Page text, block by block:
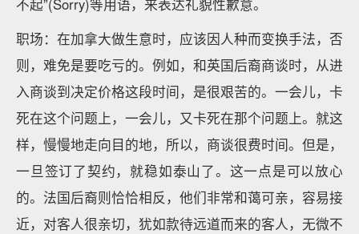
职场：在加拿大做生意时，应该因人种而变换手法，否
则，难免是要吃亏的。例如，和英国后裔商谈时，从进
入商谈到决定价格这段时间，是很艰苦的。一会儿，卡
死在这个问题上，一会儿，又卡死在那个问题上。就这
样，慢慢地走向目的地，所以，商谈很费时间。但是，
一旦签订了契约，就稳如泰山了。这一点是可以放心
的。法国后裔则恰恰相反，他们非常和蔼可亲，容易接
近，对客人很亲切，犹如款待远道而来的客人，无微不